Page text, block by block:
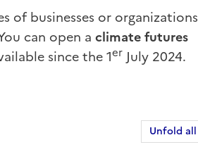
of businesses or organizations
can open a climate futures
since the 1er July 2024.
Unfold all